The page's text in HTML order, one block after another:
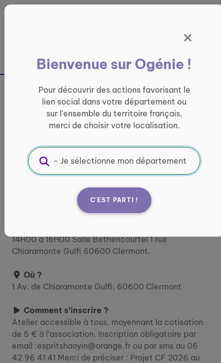
France entière
Bienvenue sur Ogénie !
Pour découvrir des actions favorisant le
lien social dans votre département ou
sur l'ensemble du territoire français,
merci de choisir votre localisation.
C'EST PARTI !
Partager sur
CALLIGRAPHIE et peinture
chinoise au fil des saisons
LOISIRS ET CULTURE
Informations pratiques :
14H00 à 16H00 Salle Béthencourtel 1 rue
Chiaramonte Gulfi 60600 Clermont.
Où ?
1 Av. de Chiaramonte Gulfi, 60600 Clermont
Comment s’inscrire ?
Atelier accessible à tous, moyennant la cotisation
de 5 € à l’association. Inscription obligatoire par
email :espritshaoyin@orange.fr ou par sms au 06
42 96 41 41 Merci de préciser : Projet CF 2026 au
Panneau de gestion des cookies